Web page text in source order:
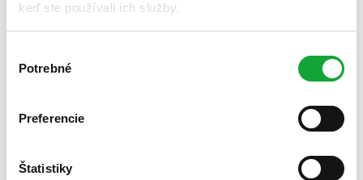
keď ste používali ich služby.
súhlasu
Potrebné
Preferencie
Štatistiky